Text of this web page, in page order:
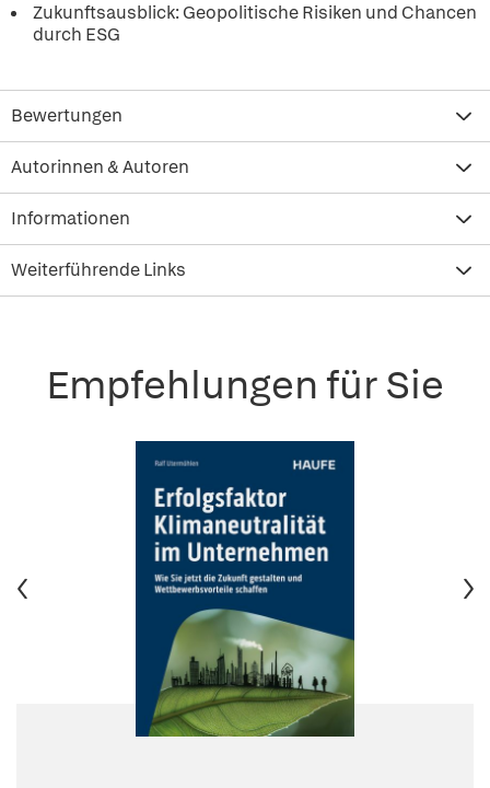
Zukunftsausblick: Geopolitische Risiken und Chancen
durch ESG
Bewertungen
Autorinnen & Autoren
Informationen
Weiterführende Links
Empfehlungen für Sie